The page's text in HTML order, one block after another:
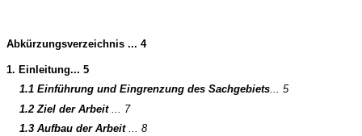
Abkürzungsverzeichnis ... 4
1. Einleitung... 5
1.1 Einführung und Eingrenzung des Sachgebiets... 5
1.2 Ziel der Arbeit ... 7
1.3 Aufbau der Arbeit ... 8